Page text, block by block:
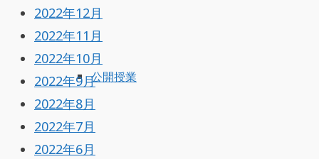
公開授業
2022年12月
2022年11月
2022年10月
2022年9月
2022年8月
2022年7月
2022年6月